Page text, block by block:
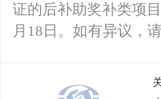
证的后补助奖补类项
月18日。如有异议，